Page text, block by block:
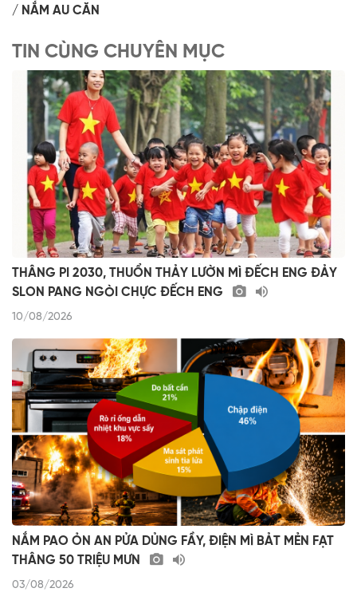
NẮM AU CĂN
TIN CÙNG CHUYÊN MỤC
THÂNG PI 2030, THUỔN THẢY LƯỜN MÌ ĐẾCH ENG ĐẢY
SLON PANG NGÒI CHỰC ĐẾCH ENG
10/08/2026
NẮM PAO ỎN AN PỬA DỦNG FẦY, ĐIỆN MÌ BẢT MẺN FẠT
THÂNG 50 TRIỆU MƯN
03/08/2026